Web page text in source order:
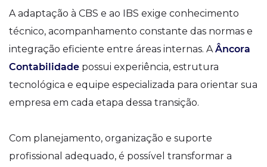
A adaptação à CBS e ao IBS exige conhecimento
técnico, acompanhamento constante das normas e
integração eficiente entre áreas internas. A Âncora
Contabilidade possui experiência, estrutura
tecnológica e equipe especializada para orientar sua
empresa em cada etapa dessa transição.
Com planejamento, organização e suporte
profissional adequado, é possível transformar a